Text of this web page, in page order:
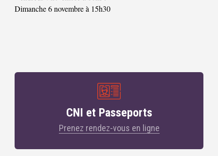
Dimanche 6 novembre à 15h30
CNI et Passeports
Prenez rendez-vous en ligne